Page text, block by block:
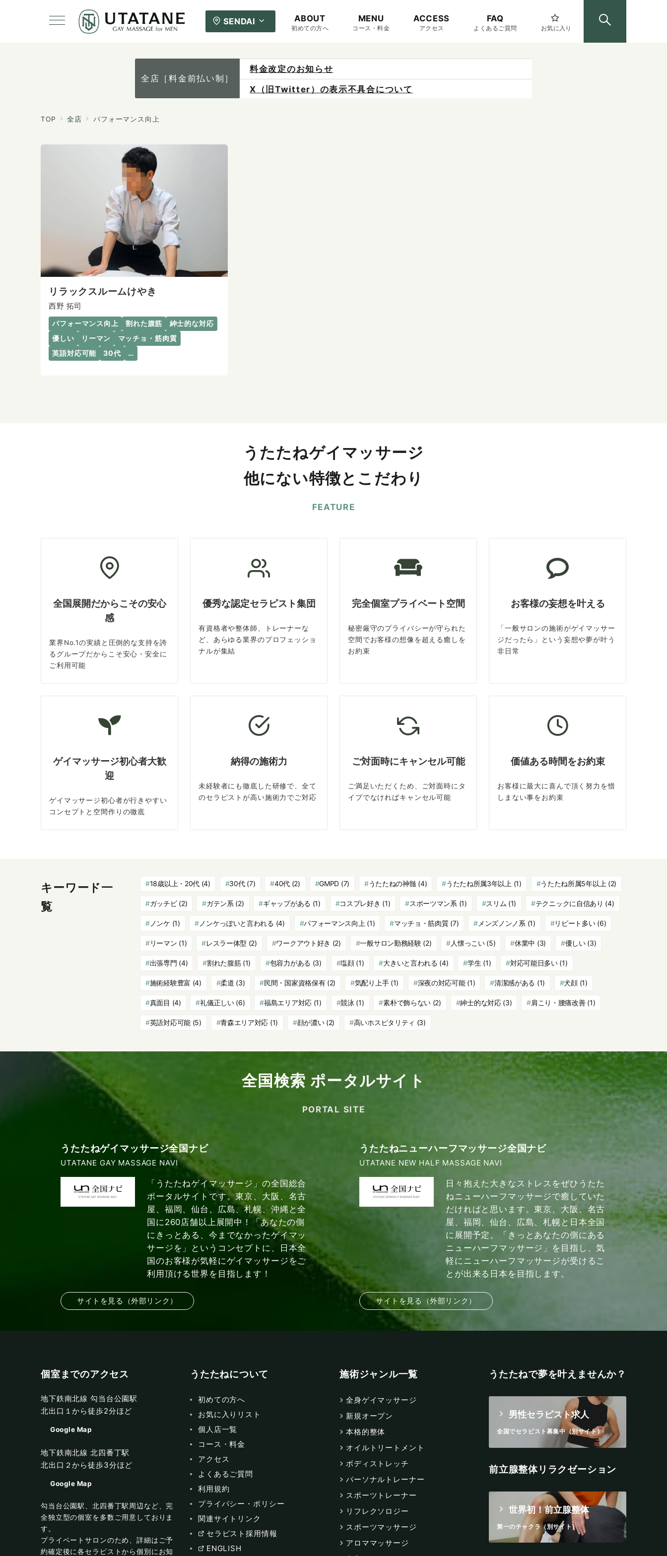
SENDAI ABOUT
初めての方へ
MENU
コース・料金
ACCESS
アクセス
FAQ
よくあるご質問 お気に入り
全店［料金前払い制］
料金改定のお知らせ
X（旧Twitter）の表示不具合について
TOP 全店 パフォーマンス向上
リラックスルームけやき
西野 拓司
パフォーマンス向上 割れた腹筋
紳士的な対応
優しい
リーマン
マッチョ・筋肉質
英語対応可能
30代 …
うたたねゲイマッサージ
他にない特徴とこだわり
FEATURE
全国展開だからこその安心
感
業界No.1の実績と圧倒的な支持を誇
るグループだからこそ安心・安全に
ご利用可能
優秀な認定セラピスト集団
有資格者や整体師、トレーナーな
ど、あらゆる業界のプロフェッショ
ナルが集結
完全個室プライベート空間
秘密厳守のプライバシーが守られた
空間でお客様の想像を超える癒しを
お約束
お客様の妄想を叶える
「一般サロンの施術がゲイマッサー
ジだったら」という妄想や夢が叶う
非日常
ゲイマッサージ初心者大歓
迎
ゲイマッサージ初心者が行きやすい
コンセプトと空間作りの徹底
納得の施術力
未経験者にも徹底した研修で、全て
のセラピストが高い施術力でご対応
ご対面時にキャンセル可能
ご満足いただくため、ご対面時にタ
イプでなければキャンセル可能
価値ある時間をお約束
お客様に最大に喜んで頂く努力を惜
しまない事をお約束
キーワード一
覧
18歳以上・20代 (4) 30代(7) 40代(2) GMPD (7) うたたねの神髄 (4) うたたね所属3年以上 (1) うたたね所属5年以上 (2)
ガッチビ(2) ガテン系 (2) ギャップがある (1) コスプレ好き (1) スポーツマン系 (1) スリム (1) テクニックに自信あり (4)
ノンケ (1) ノンケっぽいと言われる (4) パフォーマンス向上 (1) マッチョ・筋肉質(7) メンズノンノ系 (1) リピート多い(6)
リーマン (1) レスラー体型 (2) ワークアウト好き (2) 一般サロン勤務経験(2) 人懐っこい(5) 休業中 (3) 優しい(3)
出張専門 (4) 割れた腹筋(1) 包容力がある (3) 塩顔(1) 大きいと言われる (4) 学生 (1) 対応可能日多い(1)
施術経験豊富 (4) 柔道 (3) 民間・国家資格保有(2) 気配り上手(1) 深夜の対応可能(1) 清潔感がある (1) 犬顔(1)
真面目 (4) 礼儀正しい(6) 福島エリア対応(1) 競泳 (1) 素朴で飾らない (2) 紳士的な対応(3) 肩こり・腰痛改善(1)
英語対応可能(5) 青森エリア対応 (1) 顔が濃い(2) 高いホスピタリティ (3)
全国検索 ポータルサイト
PORTAL SITE
うたたねゲイマッサージ全国ナビ
UTATANE GAY MASSAGE NAVI
「うたたねゲイマッサージ」の全国総合
ポータルサイトです。東京、大阪、名古
屋、福岡、仙台、広島、札幌、沖縄と全
国に260店舗以上展開中！「あなたの側
にきっとある、今までなかったゲイマッ
サージを」というコンセプトに、日本全
国のお客様が気軽にゲイマッサージをご
利用頂ける世界を目指します！
サイトを見る（外部リンク）
うたたねニューハーフマッサージ全国ナビ
UTATANE NEW HALF MASSAGE NAVI
日々抱えた大きなストレスをぜひうたた
ねニューハーフマッサージで癒していた
だければと思います。東京、大阪、名古
屋、福岡、仙台、広島、札幌と日本全国
に展開予定。「きっとあなたの側にある
ニューハーフマッサージ」を目指し、気
軽にニューハーフマッサージが受けるこ
とが出来る日本を目指します。
サイトを見る（外部リンク）
個室までのアクセス
地下鉄南北線 勾当台公園駅
北出口１から徒歩2分ほど
Google Map
地下鉄南北線 北四番丁駅
北出口２から徒歩3分ほど
Google Map
勾当台公園駅、北四番丁駅周辺など、完
全独立型の個室を多数ご用意しておりま
す。
プライベートサロンのため、詳細はご予
約確定後に各セラピストから個別にお知
うたたねについて
初めての方へ
お気に入りリスト
個人店一覧
コース・料金
アクセス
よくあるご質問
利用規約
プライバシー・ポリシー
関連サイトリンク
セラピスト採用情報
ENGLISH
施術ジャンル一覧
全身ゲイマッサージ
新規オープン
本格的整体
オイルトリートメント
ボディストレッチ
パーソナルトレーナー
スポーツトレーナー
リフレクソロジー
スポーツマッサージ
アロママッサージ
うたたねで夢を叶えませんか？
男性セラピスト求人
全国でセラピスト募集中（別サイト）
前立腺整体リラクゼーション
世界初！前立腺整体
第一のチャクラ（別サイト）